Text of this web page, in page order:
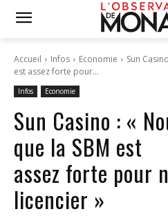
Accueil Infos Economie
Sun
est assez forte pour...
Infos Economie
Sun Casino : «
que la SBM est
assez forte pour
licencier »